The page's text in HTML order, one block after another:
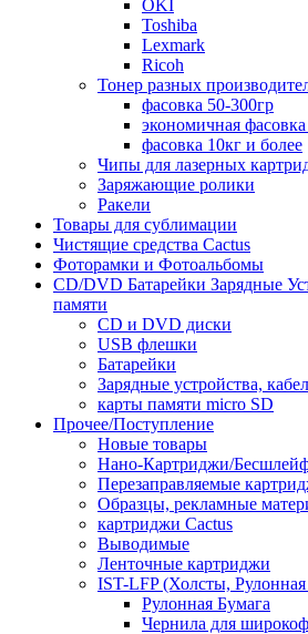
OKI
Toshiba
Lexmark
Ricoh
Тонер разных
фасовка 50-300гр
экономичная
фасовка 10кг и более
Чипы для лазерных
Заряжающие ролики
Ракели
Товары для сублимации
Чистящие средства Cactus
Фоторамки и Фотоальбомы
CD/DVD Батарейки Зарядные
памяти
CD и DVD диски
USB флешки
Батарейки
Зарядные устройства,
карты памяти micro SD
Прочее/Поступление
Новые товары
Нано-Картриджи/
Перезаправляемые
Образцы, рекламные
картриджи Cactus
Выводимые
Ленточные картриджи
IST-LFP (Холсты,
Рулонная Бумага
Чернила для